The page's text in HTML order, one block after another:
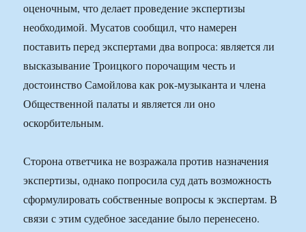
оценочным, что делает проведение экспертизы
необходимой. Мусатов сообщил, что намерен
поставить перед экспертами два вопроса: является ли
высказывание Троицкого порочащим честь и
достоинство Самойлова как рок-музыканта и члена
Общественной палаты и является ли оно
оскорбительным.
Сторона ответчика не возражала против назначения
экспертизы, однако попросила суд дать возможность
сформулировать собственные вопросы к экспертам. В
связи с этим судебное заседание было перенесено.